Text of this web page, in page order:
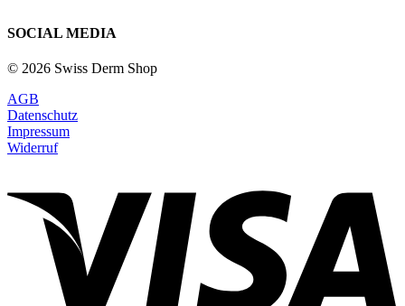
SOCIAL MEDIA
© 2026 Swiss Derm Shop
AGB
Datenschutz
Impressum
Widerruf